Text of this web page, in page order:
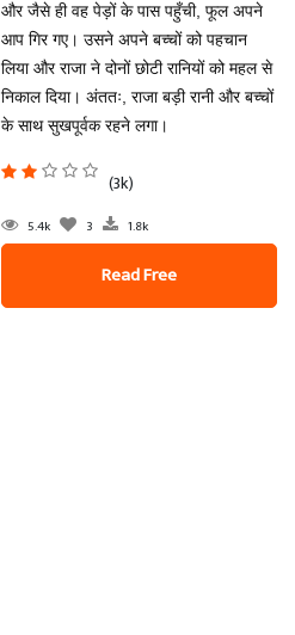
और जैसे ही वह पेड़ों के पास पहुँची, फूल अपने
आप गिर गए। उसने अपने बच्चों को पहचान
लिया और राजा ने दोनों छोटी रानियों को महल से
निकाल दिया। अंततः, राजा बड़ी रानी और बच्चों
के साथ सुखपूर्वक रहने लगा।
(3k)
5.4k 3 1.8k
Read Free